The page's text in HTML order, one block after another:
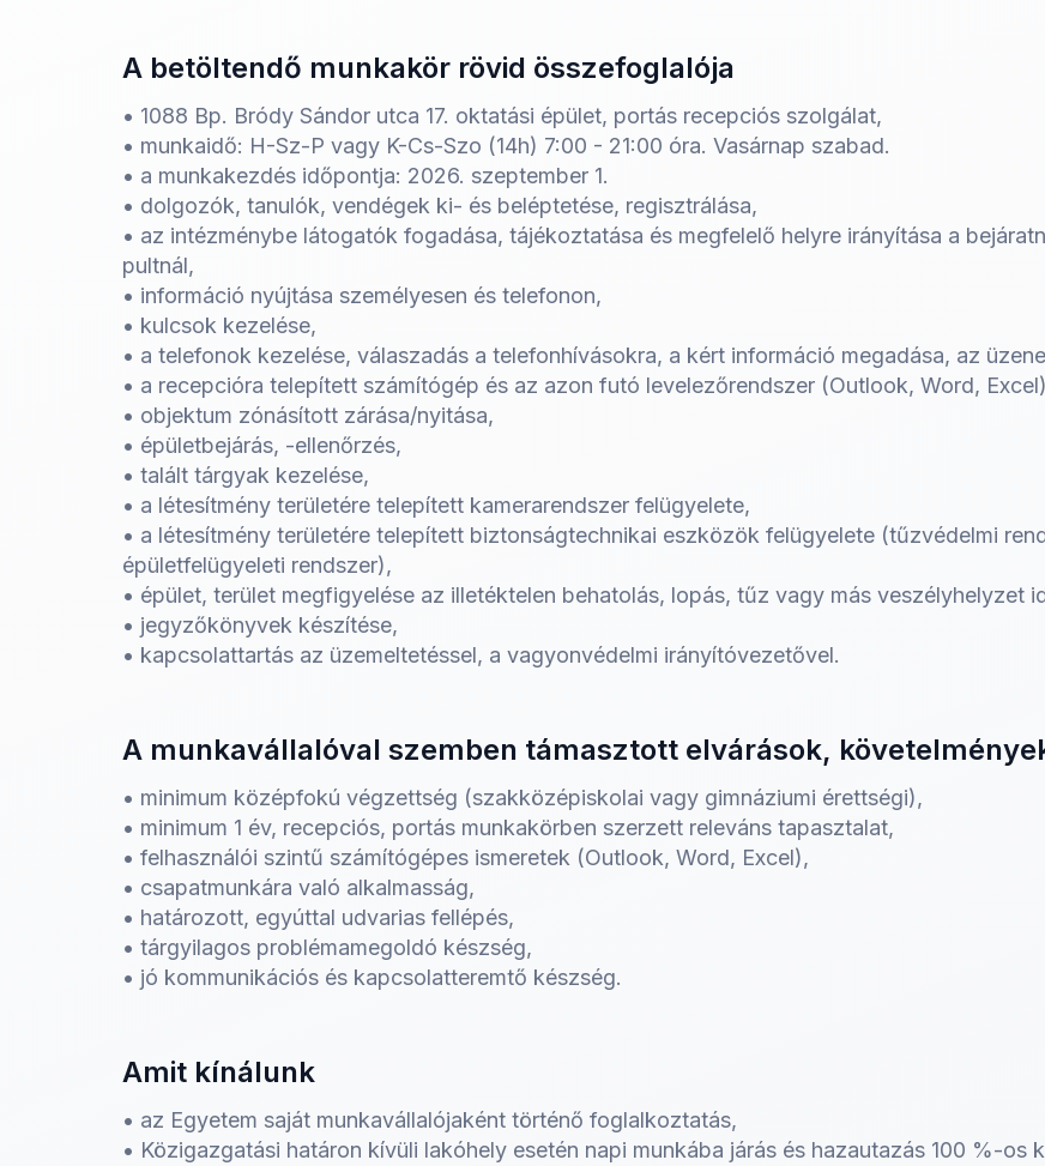
A betöltendő munkakör rövid összefoglalója
• 1088 Bp. Bródy Sándor utca 17. oktatási épület, portás recepciós szolgálat,
• munkaidő: H-Sz-P vagy K-Cs-Szo (14h) 7:00 - 21:00 óra. Vasárnap szabad.
• a munkakezdés időpontja: 2026. szeptember 1.
• dolgozók, tanulók, vendégek ki- és beléptetése, regisztrálása,
• az intézménybe látogatók fogadása, tájékoztatása és megfelelő helyre irányítása a
pultnál,
• információ nyújtása személyesen és telefonon,
• kulcsok kezelése,
• a telefonok kezelése, válaszadás a telefonhívásokra, a kért információ megadása, az
• a recepcióra telepített számítógép és az azon futó levelezőrendszer (Outlook, Word,
• objektum zónásított zárása/nyitása,
• épületbejárás, -ellenőrzés,
• talált tárgyak kezelése,
• a létesítmény területére telepített kamerarendszer felügyelete,
• a létesítmény területére telepített biztonságtechnikai eszközök felügyelete (tűzvédelmi
épületfelügyeleti rendszer),
• épület, terület megfigyelése az illetéktelen behatolás, lopás, tűz vagy más veszélyhelyzet
• jegyzőkönyvek készítése,
• kapcsolattartás az üzemeltetéssel, a vagyonvédelmi irányítóvezetővel.
A munkavállalóval szemben támasztott elvárások,
• minimum középfokú végzettség (szakközépiskolai vagy gimnáziumi érettségi),
• minimum 1 év, recepciós, portás munkakörben szerzett releváns tapasztalat,
• felhasználói szintű számítógépes ismeretek (Outlook, Word, Excel),
• csapatmunkára való alkalmasság,
• határozott, egyúttal udvarias fellépés,
• tárgyilagos problémamegoldó készség,
• jó kommunikációs és kapcsolatteremtő készség.
Amit kínálunk
• az Egyetem saját munkavállalójaként történő foglalkoztatás,
• Közigazgatási határon kívüli lakóhely esetén napi munkába járás és hazautazás 100 %-os